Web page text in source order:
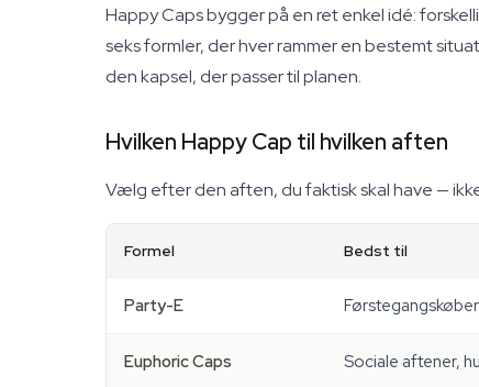
Happy Caps bygger på en ret enkel idé:
seks formler, der hver rammer en bestemt
den kapsel, der passer til planen.
Hvilken Happy Cap til hvilken aften
Vælg efter den aften, du faktisk skal have —
Formel Bedst til
Party-E
Euphoric Caps Sociale aftener,